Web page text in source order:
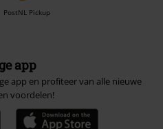
PostNL Pickup
app
app en profiteer van alle nieuwe
voordelen!